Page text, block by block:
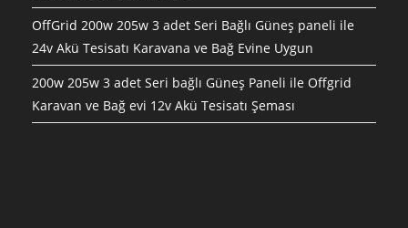
OffGrid 200w 205w 3 adet Seri Bağlı Güneş paneli ile
24v Akü Tesisatı Karavana ve Bağ Evine Uygun
200w 205w 3 adet Seri bağlı Güneş Paneli ile Offgrid
Karavan ve Bağ evi 12v Akü Tesisatı Şeması